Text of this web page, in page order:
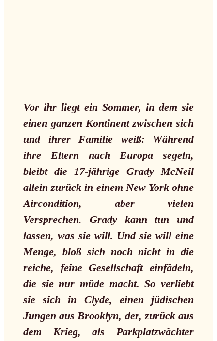
Vor ihr liegt ein Sommer, in dem sie
einen ganzen Kontinent zwischen sich
und ihrer Familie weiß: Während
ihre Eltern nach Europa segeln,
bleibt die 17-jährige Grady McNeil
allein zurück in einem New York ohne
Aircondition, aber vielen
Versprechen. Grady kann tun und
lassen, was sie will. Und sie will eine
Menge, bloß sich noch nicht in die
reiche, feine Gesellschaft einfädeln,
die sie nur müde macht. So verliebt
sie sich in Clyde, einen jüdischen
Jungen aus Brooklyn, der, zurück aus
dem Krieg, als Parkplatzwächter